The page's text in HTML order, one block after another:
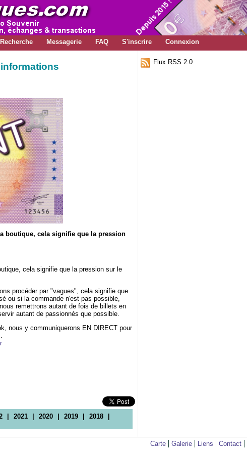
Recherche Messagerie FAQ S'inscrire Connexion
informations
boutique, cela signifie que la pression
cela signifie que la pression sur le
procéder par "vagues", cela signifie que
ou si la commande n'est pas possible,
remettrons autant de fois de billets en
autant de passionnés que possible.
nous y communiquerons EN DIRECT pour
| 2021 | 2020 | 2019 | 2018
|
Flux RSS 2.0
Carte Galerie Liens Contact